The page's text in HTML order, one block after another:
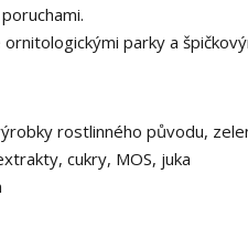
parky a
rostlinného původu,
cukry, MOS, juka